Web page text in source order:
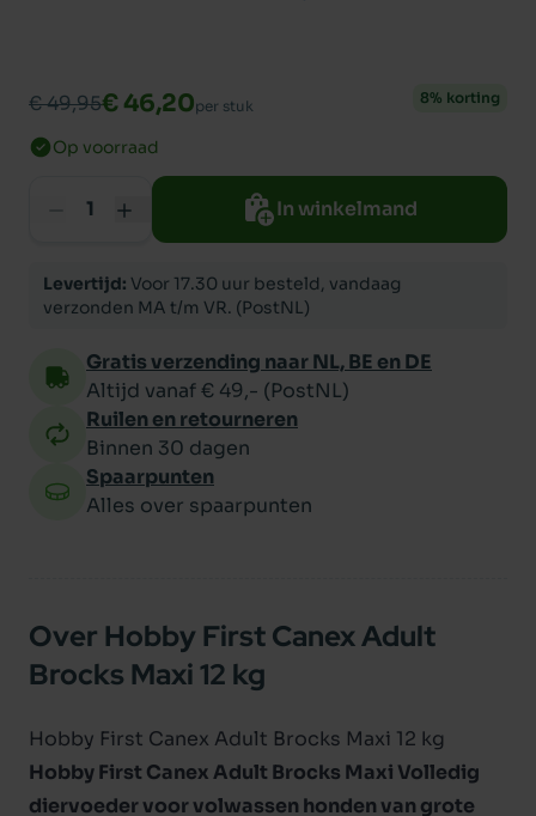
€ 49,95€ 46,20per stuk 8% korting
Op voorraad
In winkelmand
Levertijd: Voor 17.30 uur besteld, vandaag
verzonden MA t/m VR. (PostNL)
Gratis verzending naar NL, BE en DE
Altijd vanaf € 49,- (PostNL)
Ruilen en retourneren
Binnen 30 dagen
Spaarpunten
Alles over spaarpunten
Over Hobby First Canex Adult
Brocks Maxi 12 kg
Hobby First Canex Adult Brocks Maxi 12 kg
Hobby First Canex Adult Brocks Maxi Volledig
diervoeder voor volwassen honden van grote